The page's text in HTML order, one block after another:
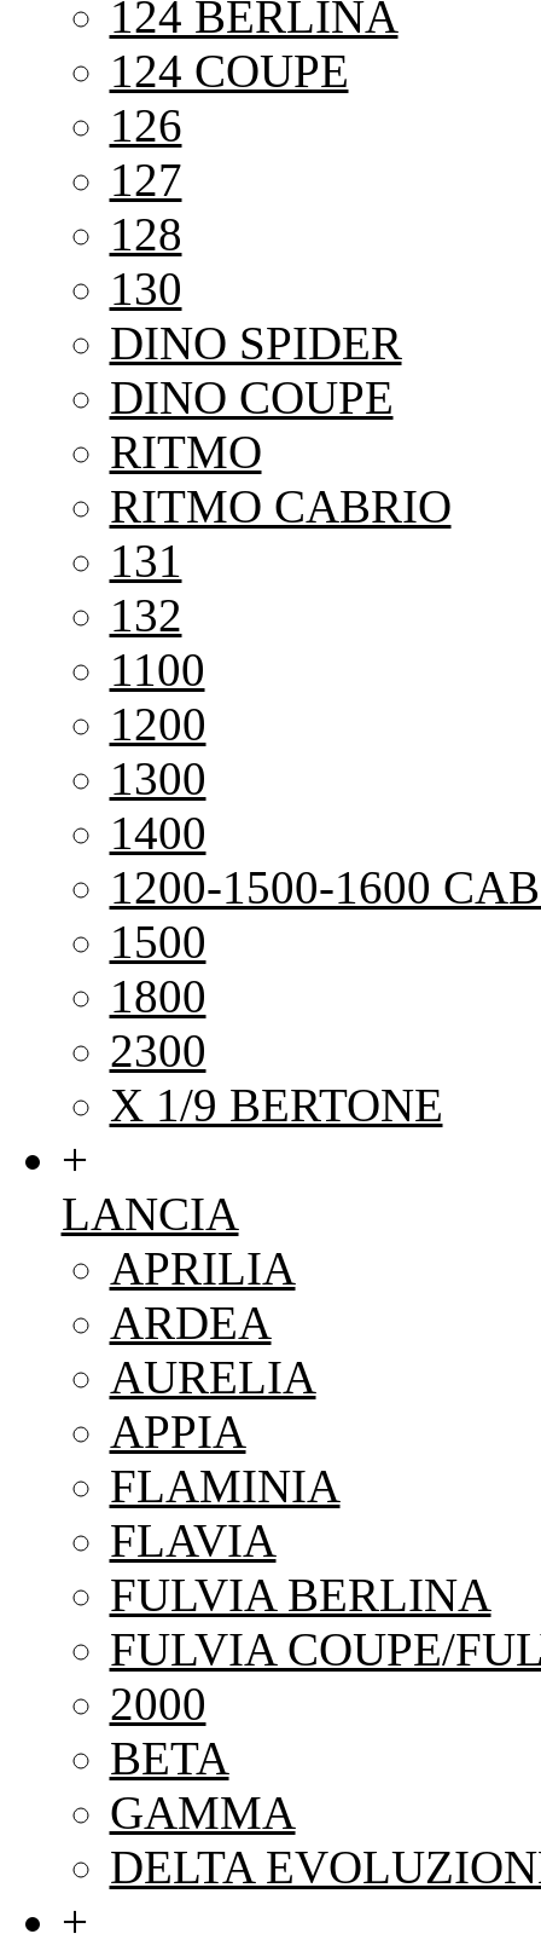
124 BERLINA
124 COUPE
126
127
128
130
DINO SPIDER
DINO COUPE
RITMO
RITMO CABRIO
131
132
1100
1200
1300
1400
1200-1500-1600
1500
1800
2300
X 1/9 BERTONE
+
LANCIA
APRILIA
ARDEA
AURELIA
APPIA
FLAMINIA
FLAVIA
FULVIA BERLINA
FULVIA COUPE/
2000
BETA
GAMMA
DELTA
+